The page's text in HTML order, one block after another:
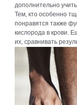
дополнительно
Тем, кто особенно
понравятся также
кислорода в крови.
их, сравнивать